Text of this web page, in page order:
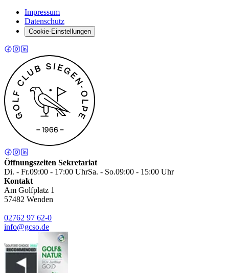
Impressum
Datenschutz
Cookie-Einstellungen
Öffnungszeiten Sekretariat
Di. - Fr.09:00 - 17:00 UhrSa. - So.09:00 - 15:00 Uhr
Kontakt
Am Golfplatz 1
57482 Wenden
02762 97 62-0
info@gcso.de